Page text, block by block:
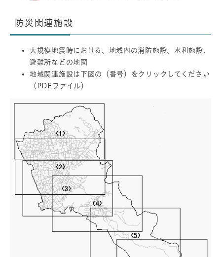
防災関連施設
大規模地震時における、地域内の消防施設、水利施設、
避難所などの地図
地域関連施設は下図の（番号）をクリックしてください
（PDFファイル）